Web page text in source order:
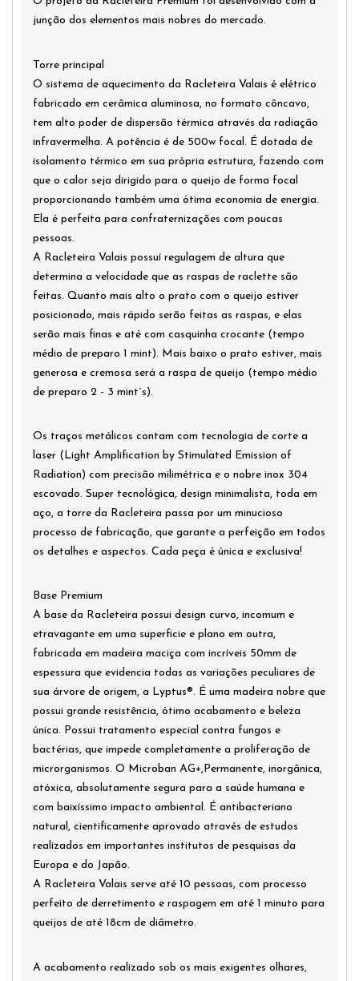
junção dos elementos mais nobres do mercado.
Torre principal
O sistema de aquecimento da Racleteira Valais é elétrico
fabricado em cerâmica aluminosa, no formato côncavo,
tem alto poder de dispersão térmica através da radiação
infravermelha. A potência é de 500w focal. É dotada de
isolamento térmico em sua própria estrutura, fazendo com
que o calor seja dirigido para o queijo de forma focal
proporcionando também uma ótima economia de energia.
Ela é perfeita para confraternizações com poucas
pessoas.
A Racleteira Valais possuí regulagem de altura que
determina a velocidade que as raspas de raclette são
feitas. Quanto mais alto o prato com o queijo estiver
posicionado, mais rápido serão feitas as raspas, e elas
serão mais finas e até com casquinha crocante (tempo
médio de preparo 1 mint). Mais baixo o prato estiver, mais
generosa e cremosa será a raspa de queijo (tempo médio
de preparo 2 - 3 mint´s).
Os traços metálicos contam com tecnologia de corte a
laser (Light Amplification by Stimulated Emission of
Radiation) com precisão milimétrica e o nobre inox 304
escovado. Super tecnológica, design minimalista, toda em
aço, a torre da Racleteira passa por um minucioso
processo de fabricação, que garante a perfeição em todos
os detalhes e aspectos. Cada peça é única e exclusiva!
Base Premium
A base da Racleteira possui design curvo, incomum e
etravagante em uma superficie e plano em outra,
fabricada em madeira maciça com incríveis 50mm de
espessura que evidencia todas as variações peculiares de
sua árvore de origem, a Lyptus®. É uma madeira nobre que
possui grande resistência, ótimo acabamento e beleza
única. Possui tratamento especial contra fungos e
bactérias, que impede completamente a proliferação de
microrganismos. O Microban AG+,Permanente, inorgânica,
atóxica, absolutamente segura para a saúde humana e
com baixíssimo impacto ambiental. É antibacteriano
natural, cientificamente aprovado através de estudos
realizados em importantes institutos de pesquisas da
Europa e do Japão.
A Racleteira Valais serve até 10 pessoas, com processo
perfeito de derretimento e raspagem em até 1 minuto para
queijos de até 18cm de diâmetro.
A acabamento realizado sob os mais exigentes olhares,